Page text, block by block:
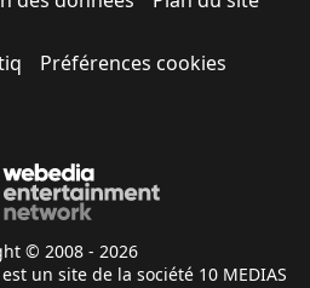
Préférences cookies
© 2008 - 2026
un site de la société 10 MEDIAS